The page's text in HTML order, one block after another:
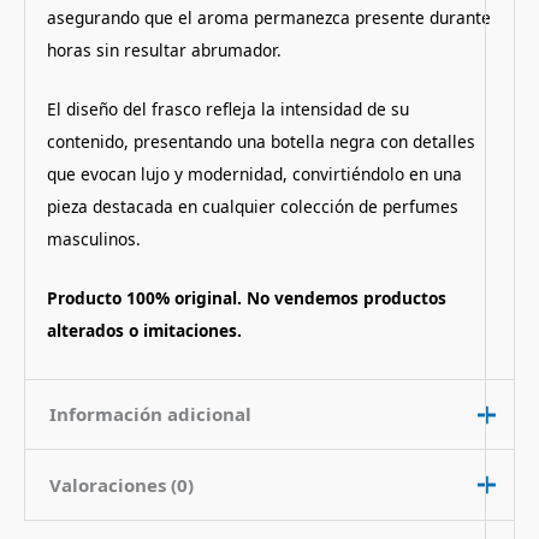
asegurando que el aroma permanezca presente durante
horas sin resultar abrumador.
El diseño del frasco refleja la intensidad de su
contenido, presentando una botella negra con detalles
que evocan lujo y modernidad, convirtiéndolo en una
pieza destacada en cualquier colección de perfumes
masculinos.
Producto 100% original. No vendemos productos
alterados o imitaciones.
Información adicional
Contenido
Valoraciones (0)